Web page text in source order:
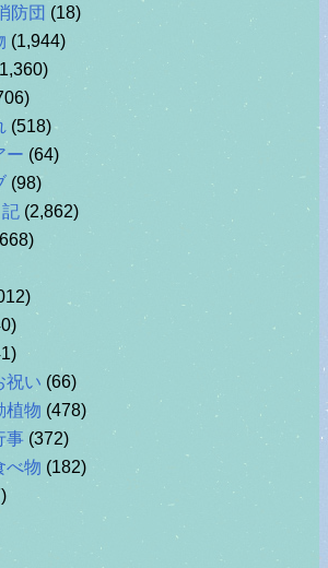
防団 (18)
(1,944)
(518)
ー (64)
(98)
(2,862)
祝い (66)
植物 (478)
事 (372)
べ物 (182)